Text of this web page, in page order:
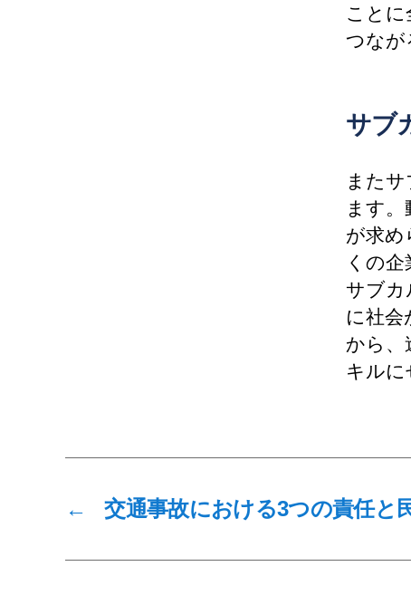
こと
つなが
サブ
また
ます
が求め
くの企
サブカ
に社
から、
キルに
← 交通事故における3つの責任と